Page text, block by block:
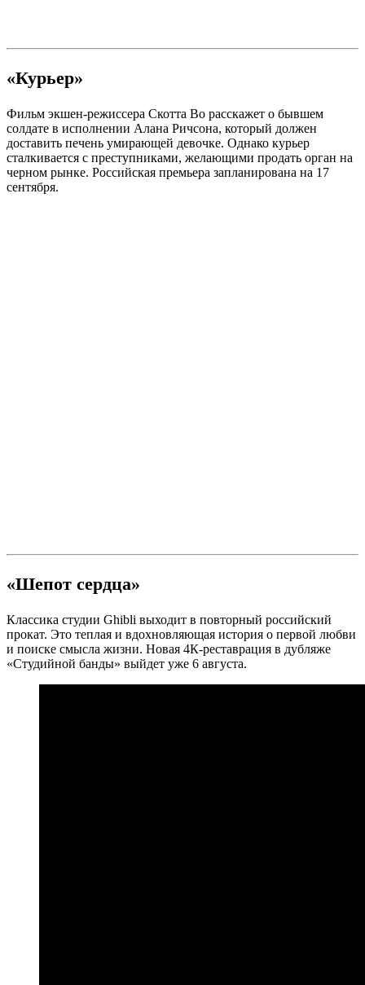
«Курьер»
Фильм экшен-режиссера Скотта Во расскажет о бывшем
солдате в исполнении Алана Ричсона, который должен
доставить печень умирающей девочке. Однако курьер
сталкивается с преступниками, желающими продать орган на
черном рынке. Российская премьера запланирована на 17
сентября.
«Шепот сердца»
Классика студии Ghibli выходит в повторный российский
прокат. Это теплая и вдохновляющая история о первой любви
и поиске смысла жизни. Новая 4К-реставрация в дубляже
«Студийной банды» выйдет уже 6 августа.